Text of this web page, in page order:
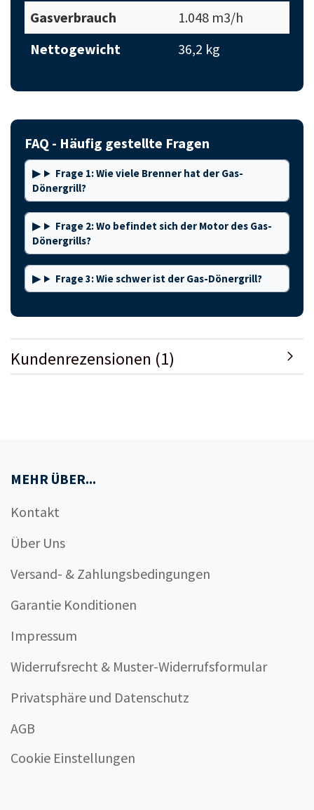
Gasverbrauch
1.048 m3/h
Nettogewicht
36,2 kg
FAQ - Häufig gestellte Fragen
Frage 1: Wie viele Brenner hat der Gas-
Dönergrill?
Frage 2: Wo befindet sich der Motor des Gas-
Dönergrills?
Frage 3: Wie schwer ist der Gas-Dönergrill?
Kundenrezensionen (1)
MEHR ÜBER...
Kontakt
Über Uns
Versand- & Zahlungsbedingungen
Garantie Konditionen
Impressum
Widerrufsrecht & Muster-Widerrufsformular
Privatsphäre und Datenschutz
AGB
Cookie Einstellungen